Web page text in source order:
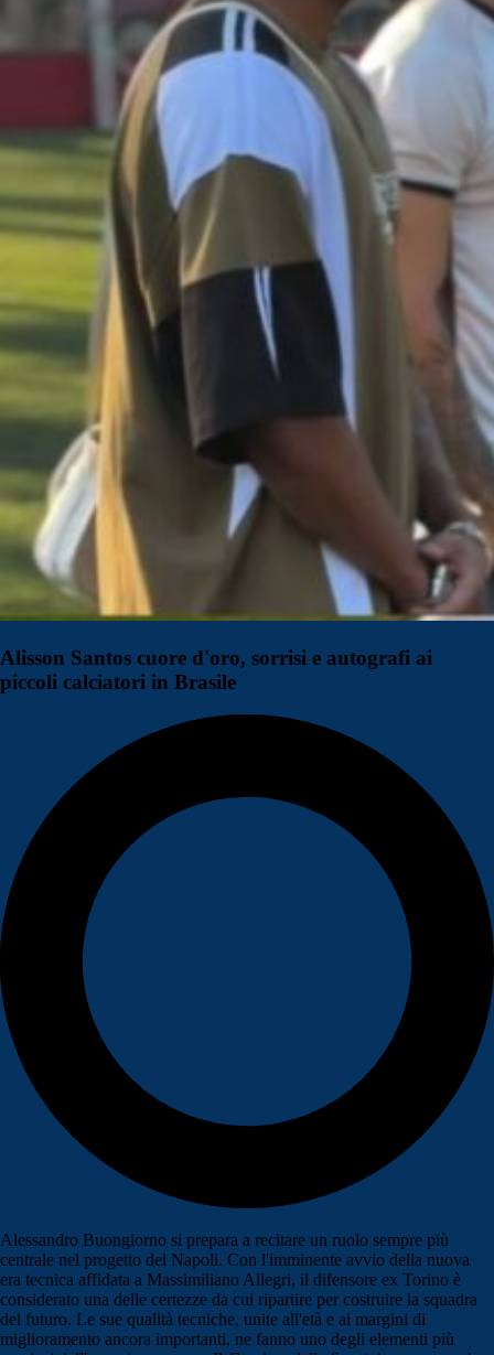
Alisson Santos cuore d'oro, sorrisi e autografi ai
piccoli calciatori in Brasile
Alessandro Buongiorno si prepara a recitare un ruolo sempre più
centrale nel progetto del Napoli. Con l'imminente avvio della nuova
era tecnica affidata a Massimiliano Allegri, il difensore ex Torino è
considerato una delle certezze da cui ripartire per costruire la squadra
del futuro. Le sue qualità tecniche, unite all'età e ai margini di
miglioramento ancora importanti, ne fanno uno degli elementi più